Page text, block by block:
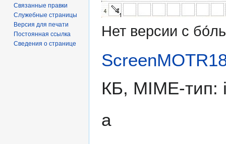
Нет версии с
КБ, MIME-тип:
а
Связанные правки
Служебные страницы
Версия для печати
Постоянная ссылка
Сведения о странице